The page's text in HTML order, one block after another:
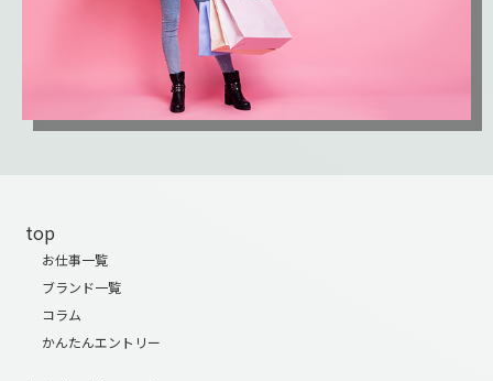
top
お仕事一覧
ブランド一覧
コラム
かんたんエントリー